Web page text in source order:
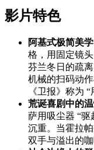
影片特色
阿基式极简美学
格，用固定镜
芬兰冬日的疏
机械的扫码动
《卫报》称为
荒诞喜剧中的
萨用吸尘器 “驱
沉重。当霍拉
双手与溢出的